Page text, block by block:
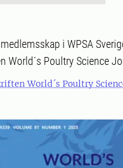
i WPSA
World´s Poultry Science
World´s Poultry